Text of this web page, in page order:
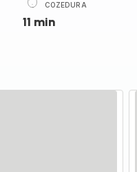
COZEDURA
11 min